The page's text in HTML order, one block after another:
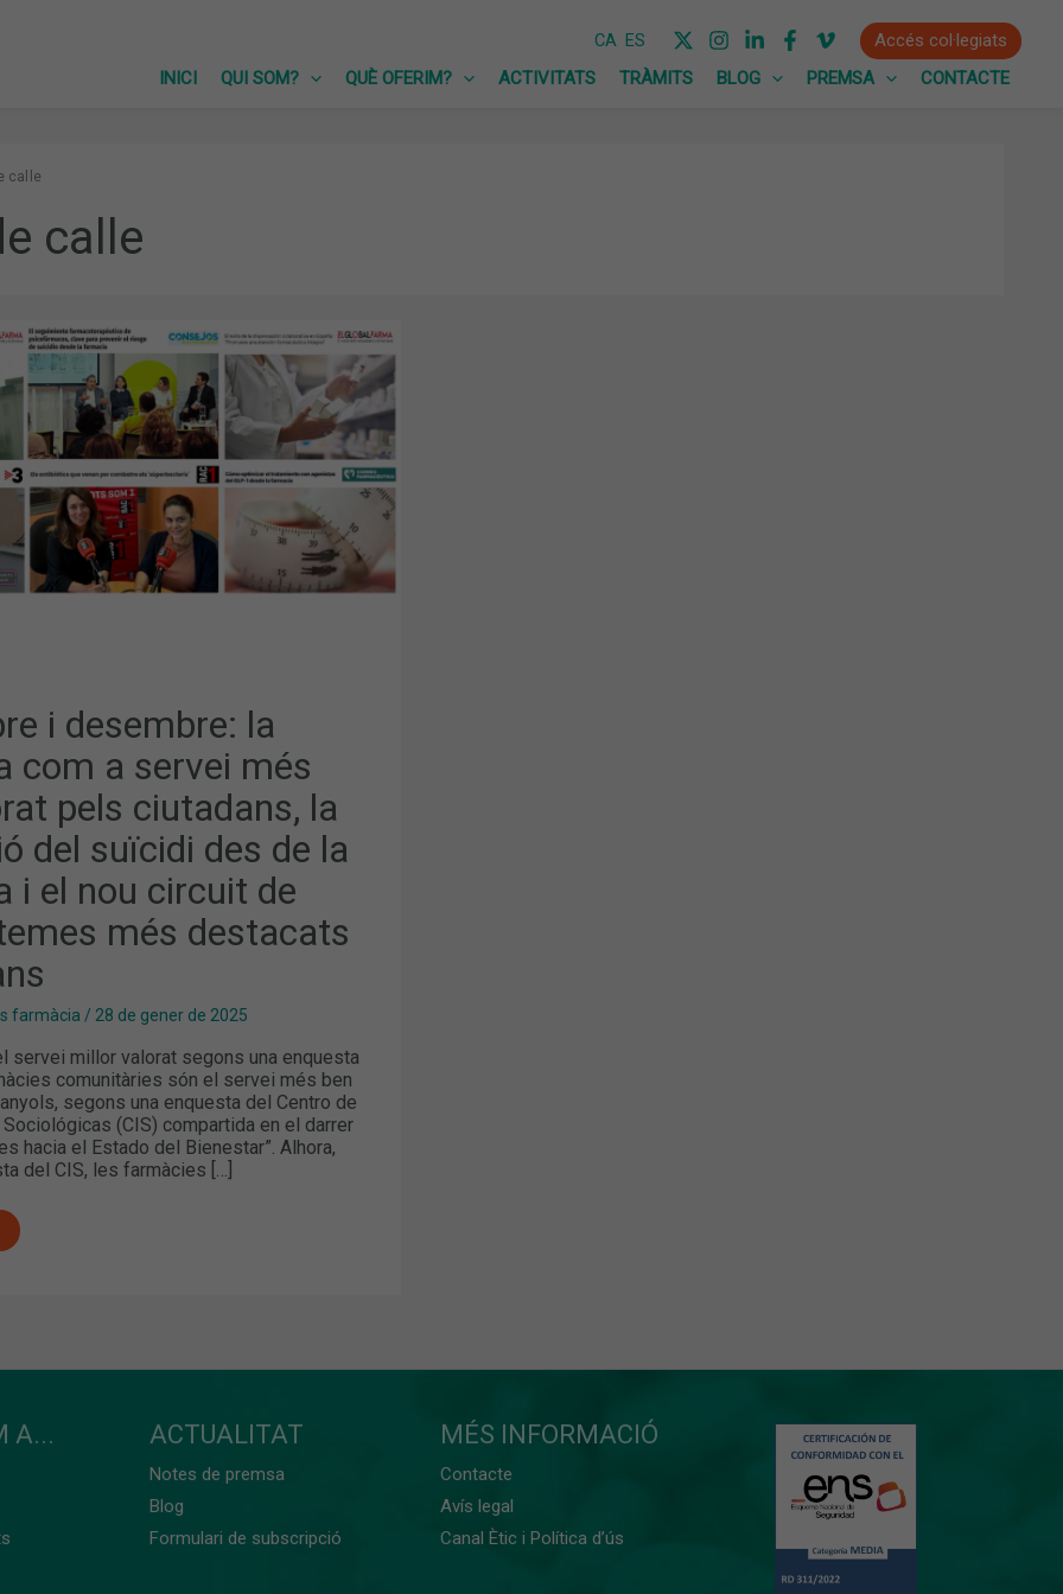
CA ES
Accés col·legiats
INICI
QUI SOM? QUÈ OFERIM? ACTIVITATS TRÀMITS BLOG PREMSA CONTACTE
calle
calle
i desembre: la
com a servei més
pels ciutadans, la
del suïcidi des de la
i el nou circuit de
més destacats
farmàcia / 28 de gener de 2025
servei millor valorat segons una enquesta
comunitàries són el servei més ben
segons una enquesta del Centro de
(CIS) compartida en el darrer
hacia el Estado del Bienestar”. Alhora,
del CIS, les farmàcies […]
A... ACTUALITAT
Notes de premsa
Blog
Formulari de subscripció
MÉS INFORMACIÓ
Contacte
Avís legal
Canal Ètic i Política d’ús